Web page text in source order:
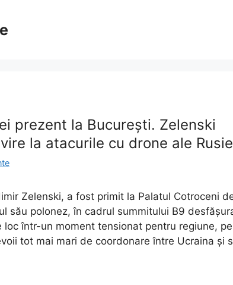
prezent la București. Zelenski
la atacurile cu drone ale
Zelenski, a fost primit la Palatul Cotroceni
său polonez, în cadrul summitului B9
într-un moment tensionat pentru regiune,
tot mai mari de coordonare între Ucraina și